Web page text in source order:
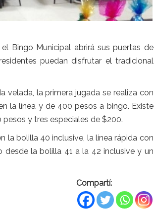
Bingo Municipal abrirá sus puertas de
puedan disfrutar el tradicional
velada, la primera jugada se realiza con
la línea y de 400 pesos a bingo. Existe
y tres especiales de $200.
la bolilla 40 inclusive, la línea rápida con
la bolilla 41 a la 42 inclusive y un
Compartí: